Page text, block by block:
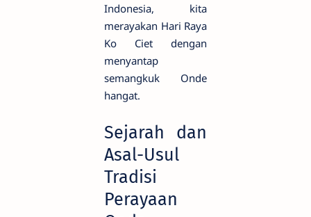
Indonesia, kita
merayakan Hari Raya
Ko Ciet dengan
menyantap
semangkuk Onde
hangat.
Sejarah dan
Asal-Usul
Tradisi
Perayaan